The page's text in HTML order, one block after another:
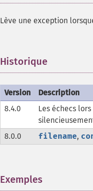
Lève une exception
Historique
Version
Description
8.4.0
Les échecs
8.0.0
filename,
Exemples